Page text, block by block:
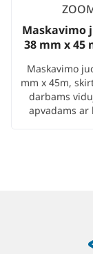
Maskavimo
38 mm x 45
Maskavimo
mm x 45m,
darbams
apvadams ar